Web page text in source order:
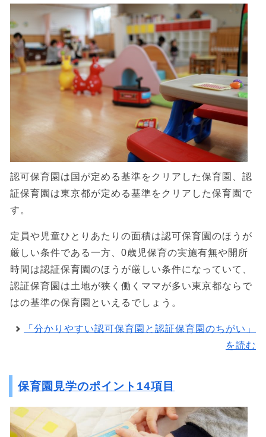
認可保育園は国が定める基準をクリアした保育園、認
証保育園は東京都が定める基準をクリアした保育園で
す。
定員や児童ひとりあたりの面積は認可保育園のほうが
厳しい条件である一方、0歳児保育の実施有無や開所
時間は認証保育園のほうが厳しい条件になっていて、
認証保育園は土地が狭く働くママが多い東京都ならで
はの基準の保育園といえるでしょう。
「分かりやすい認可保育園と認証保育園のちがい」
を読む
保育園見学のポイント14項目